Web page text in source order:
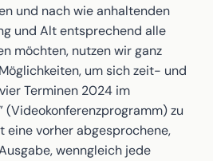
und nach wie anhaltenden
und Alt entsprechend alle
möchten, nutzen wir ganz
um sich zeit- und
Terminen 2024 im
(Videokonferenzprogramm) zu
eine vorher abgesprochene,
wenngleich jede